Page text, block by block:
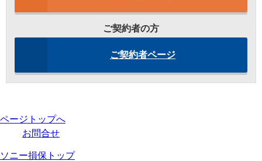
ご契約者の方
ご契約者ページ
ページトップへ
お問合せ
ソニー損保トップ